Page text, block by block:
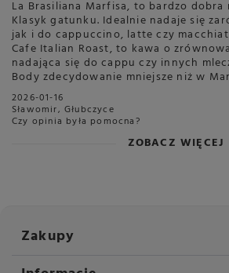
La Brasiliana Marfisa, to bardzo dobra
Klasyk gatunku. Idealnie nadaje się
jak i do cappuccino, latte czy
Cafe Italian Roast, to kawa o
nadająca się do cappu czy innych
Body zdecydowanie mniejsze niż w
2026-01-16
Sławomir, Głubczyce
Czy opinia była pomocna?
ZOBACZ WIĘCEJ
Zakupy